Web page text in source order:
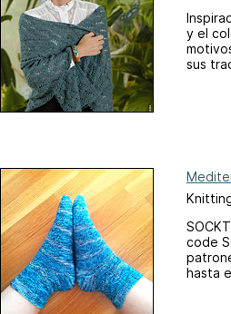
y el
sus
code
hasta